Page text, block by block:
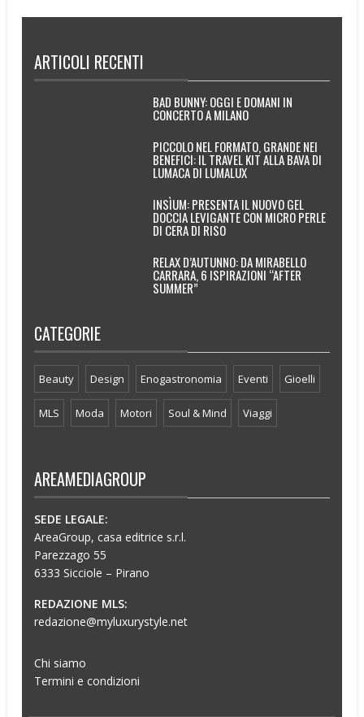
ARTICOLI RECENTI
BAD BUNNY: OGGI E DOMANI IN
CONCERTO A MILANO
PICCOLO NEL FORMATO, GRANDE NEI
BENEFICI: IL TRAVEL KIT ALLA BAVA DI
LUMACA DI LUMALUX
INSÌUM: PRESENTA IL NUOVO GEL
DOCCIA LEVIGANTE CON MICRO PERLE
DI CERA DI RISO
RELAX D’AUTUNNO: DA MIRABELLO
CARRARA, 6 ISPIRAZIONI “AFTER
SUMMER”
CATEGORIE
Beauty Design Enogastronomia Eventi Gioelli
MLS Moda Motori Soul & Mind Viaggi
AREAMEDIAGROUP
SEDE LEGALE:
AreaGroup, casa editrice s.r.l.
Parezzago 55
6333 Sicciole – Pirano
REDAZIONE MLS:
redazione@myluxurystyle.net
Chi siamo
Termini e condizioni